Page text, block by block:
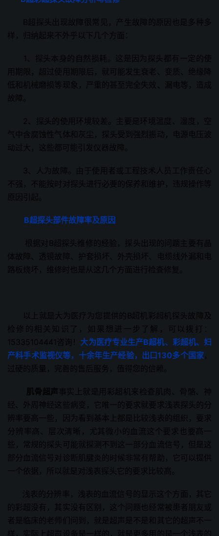
B超探头出现故障很常见，产生故障的原因也是多种多
样，归纳起来不外乎以下几个方面：
1、探头本身的自然损耗。这是因为探头都有一定的使
用期限，超过使用期限后，就可能发生衰老、变质、绝缘降
低和机械磨损等现象，严重的甚至完全失效、漏电等，造成
故障。
2、探头的使用环境较差。主要是环境温度、湿度，空
气中含腐蚀性气体和灰尘，探头受到强烈振动，电源电压波
动过大，这些都可能引发仪器故障。
3、人为故障。由于使用者或工程技术人员工作责任心
不强，不能按时对探头进行必要的保养和维护，违规操作等
原因引起。
B超探头部件故障率及原因
根据对B超探头维修的经验，探头出现的问题主要有晶
体故障、透镜故障、护套损坏、外壳损坏、电缆线外漏和电
路板烧坏，维修时也是从这几个方面进行检查修复。
以上就是大为医疗为您提供的B超机彩超机探头故障及
检修的相关知识了，如果想进一步了解，可以拨打：
15335104441咨询！ 大为医疗专业生产B超机、彩超机、妇
产科手术监视仪等，十余年生产经验，出口130多个国家，
过硬的质量，完善的售后服务，值得您的信赖。
肌骨超声事实上就是用彩超机来检查肌肉、骨骼、神
经、外周神经这些病变，它唯一的要求就要求浅表探头的分
辨率要高一些，因为看到基本上都是比较浅表的组织，要求
分辨率高、层次清晰，尤其微小的血流这个要求也要高一
些，常规的探头可能就探测不到这一部分血流信号，但是这
部分血流信号对诊断肌腱炎的时候非常有帮助，它可以提供
一个依据，所以就是对浅表探头它的要求比较高。
浅表的分辨率，浅表的血流信号的显示这个方面，其它
的彩超没有，其实没有区别，这个问题也经常被患者朋友或
者是临床的老师们问到，就是超声是不是和其它的超声不一
样，实际上超声设备是一样的，就是更多用的是一个浅表的